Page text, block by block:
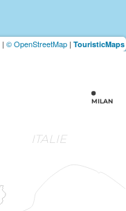
| © OpenStreetMap | TouristicMaps
ITALIE
MILAN